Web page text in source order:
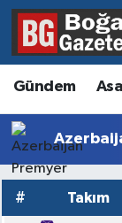
Gündem
# Takım
Asayiş
Eğitim
Ekonomi
Gündem
Hava
Trafik
Süper Lig
Tüm